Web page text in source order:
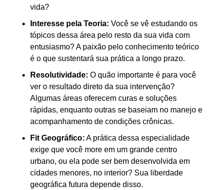
vida?
Interesse pela Teoria: Você se vê estudando os
tópicos dessa área pelo resto da sua vida com
entusiasmo? A paixão pelo conhecimento teórico
é o que sustentará sua prática a longo prazo.
Resolutividade: O quão importante é para você
ver o resultado direto da sua intervenção?
Algumas áreas oferecem curas e soluções
rápidas, enquanto outras se baseiam no manejo e
acompanhamento de condições crônicas.
Fit Geográfico: A prática dessa especialidade
exige que você more em um grande centro
urbano, ou ela pode ser bem desenvolvida em
cidades menores, no interior? Sua liberdade
geográfica futura depende disso.